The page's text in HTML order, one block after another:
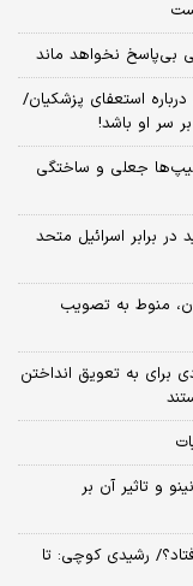
بی‌پاسخ نخواهد ماند
استعفای پزشکیان/
سر او باشد!
جعلی و ساختگی
برابر اسرائیل متحد
منوط به تصویب
برای به تعویق انداختن
و تاثیر آن بر
رشیدی کوچی: تا